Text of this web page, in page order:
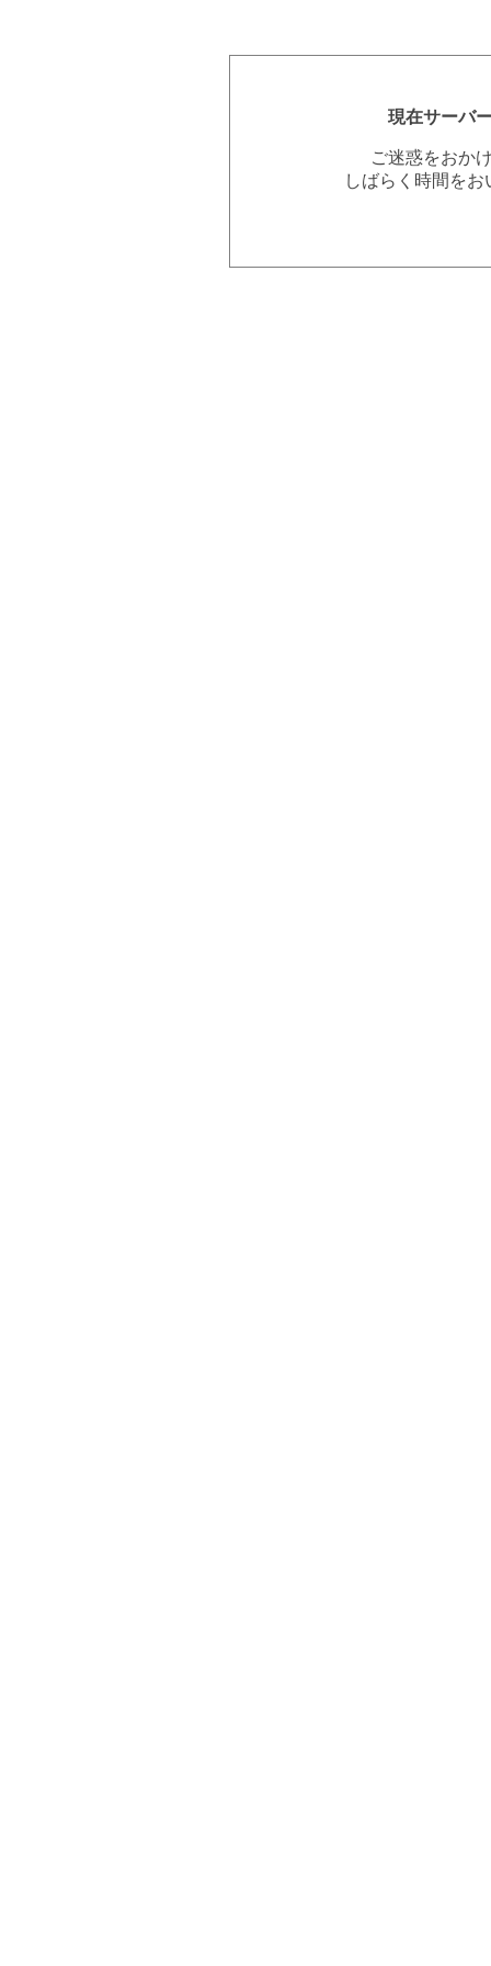
現在サーバ
ご迷惑をおか
しばらく時間を